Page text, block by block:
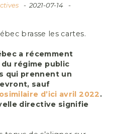
2021-07-14
brasse les cartes.
a récemment
régime public
qui prennent un
sauf
d’ici avril 2022.
directive signifie